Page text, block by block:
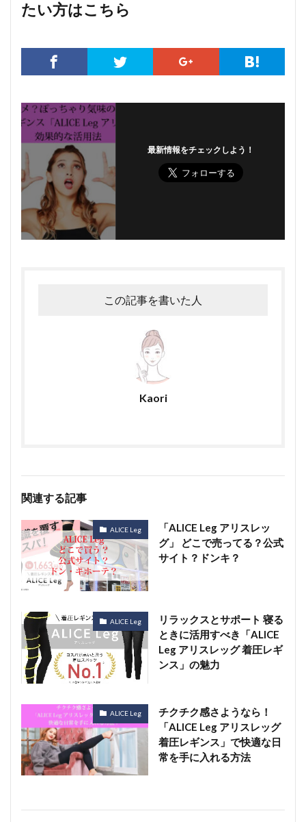
たい方はこちら
最新情報をチェックしよう！
この記事を書いた人
Kaori
関連する記事
ALICE Leg
「ALICE Leg アリスレッ
グ」 どこで売ってる？公式
サイト？ドンキ？
ALICE Leg
リラックスとサポート 寝る
ときに活用すべき「ALICE
Leg アリスレッグ 着圧レギ
ンス」の魅力
ALICE Leg
チクチク感さようなら！
「ALICE Leg アリスレッグ
着圧レギンス」で快適な日
常を手に入れる方法